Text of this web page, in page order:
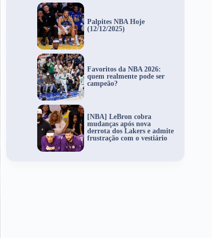
Palpites NBA Hoje
(12/12/2025)
Favoritos da NBA 2026:
quem realmente pode ser
campeão?
[NBA] LeBron cobra
mudanças após nova
derrota dos Lakers e admite
frustração com o vestiário